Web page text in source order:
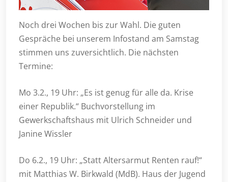
Noch drei Wochen bis zur Wahl. Die guten
Gespräche bei unserem Infostand am Samstag
stimmen uns zuversichtlich. Die nächsten
Termine:
Mo 3.2., 19 Uhr: „Es ist genug für alle da. Krise
einer Republik.“ Buchvorstellung im
Gewerkschaftshaus mit Ulrich Schneider und
Janine Wissler
Do 6.2., 19 Uhr: „Statt Altersarmut Renten rauf!“
mit Matthias W. Birkwald (MdB). Haus der Jugend